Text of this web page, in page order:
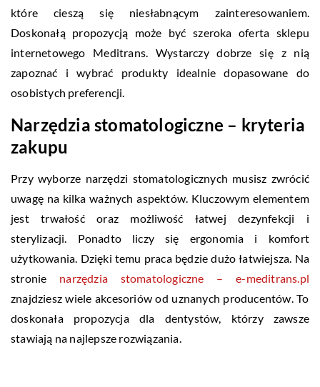
które cieszą się niesłabnącym zainteresowaniem.
Doskonałą propozycją może być szeroka oferta sklepu
internetowego Meditrans. Wystarczy dobrze się z nią
zapoznać i wybrać produkty idealnie dopasowane do
osobistych preferencji.
Narzędzia stomatologiczne – kryteria
zakupu
Przy wyborze narzędzi stomatologicznych musisz zwrócić
uwagę na kilka ważnych aspektów. Kluczowym elementem
jest trwałość oraz możliwość łatwej dezynfekcji i
sterylizacji. Ponadto liczy się ergonomia i komfort
użytkowania. Dzięki temu praca będzie dużo łatwiejsza. Na
stronie narzędzia stomatologiczne – e-meditrans.pl
znajdziesz wiele akcesoriów od uznanych producentów. To
doskonała propozycja dla dentystów, którzy zawsze
stawiają na najlepsze rozwiązania.